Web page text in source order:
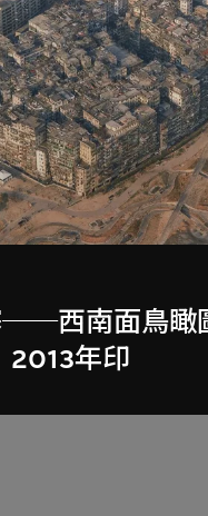
──西南面鳥瞰
2013年印